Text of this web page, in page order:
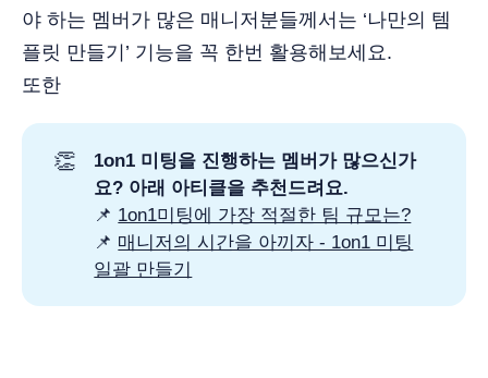
야 하는 멤버가 많은 매니저분들께서는 ‘나만의 템
플릿 만들기’ 기능을 꼭 한번 활용해보세요.
또한
👏
1on1 미팅을 진행하는 멤버가 많으신가
요? 아래 아티클을 추천드려요.
📌 1on1미팅에 가장 적절한 팀 규모는?
📌 매니저의 시간을 아끼자 - 1on1 미팅
일괄 만들기